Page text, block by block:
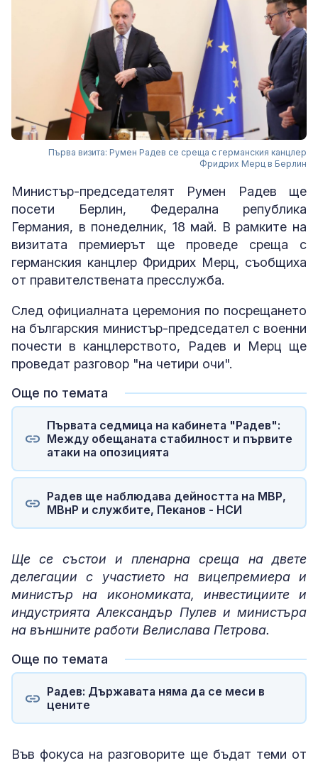
Първа визита: Румен Радев се среща с германския канцлер
Фридрих Мерц в Берлин
Министър-председателят Румен Радев ще
посети Берлин, Федерална република
Германия, в понеделник, 18 май. В рамките на
визитата премиерът ще проведе среща с
германския канцлер Фридрих Мерц, съобщиха
от правителствената пресслужба.
След официалната церемония по посрещането
на българския министър-председател с военни
почести в канцлерството, Радев и Мерц ще
проведат разговор "на четири очи".
Още по темата
Първата седмица на кабинета "Радев":
Между обещаната стабилност и първите
атаки на опозицията
Радев ще наблюдава дейността на МВР,
МВнР и службите, Пеканов - НСИ
Ще се състои и пленарна среща на двете
делегации с участието на вицепремиера и
министър на икономиката, инвестициите и
индустрията Александър Пулев и министъра
на външните работи Велислава Петрова.
Още по темата
Радев: Държавата няма да се меси в
цените
Във фокуса на разговорите ще бъдат теми от